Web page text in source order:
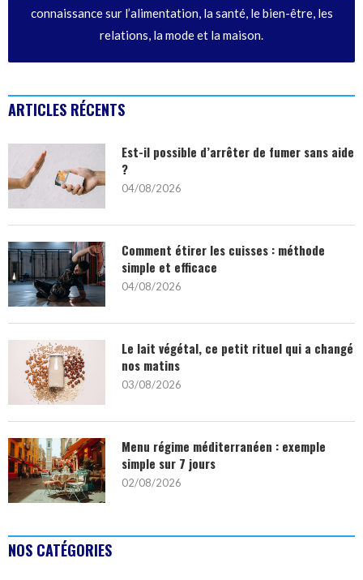
connaissance sur l’alimentation, la santé, le bien-être, les
relations, la mode et la maison.
ARTICLES RÉCENTS
Est-il possible d’arrêter de fumer sans aide
?
04/08/2026
Comment étirer les cuisses : méthode
simple et efficace
04/08/2026
Le lait végétal, ce petit rituel qui a changé
nos matins
03/08/2026
Menu régime méditerranéen : exemple
simple sur 7 jours
02/08/2026
NOS CATÉGORIES